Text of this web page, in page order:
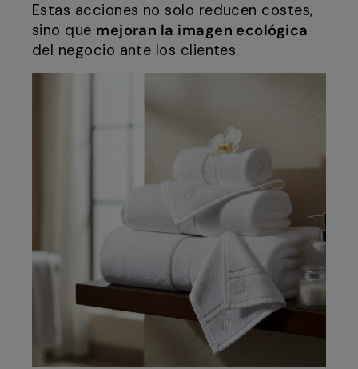
Estas acciones no solo reducen costes,
sino que mejoran la imagen ecológica
del negocio ante los clientes.